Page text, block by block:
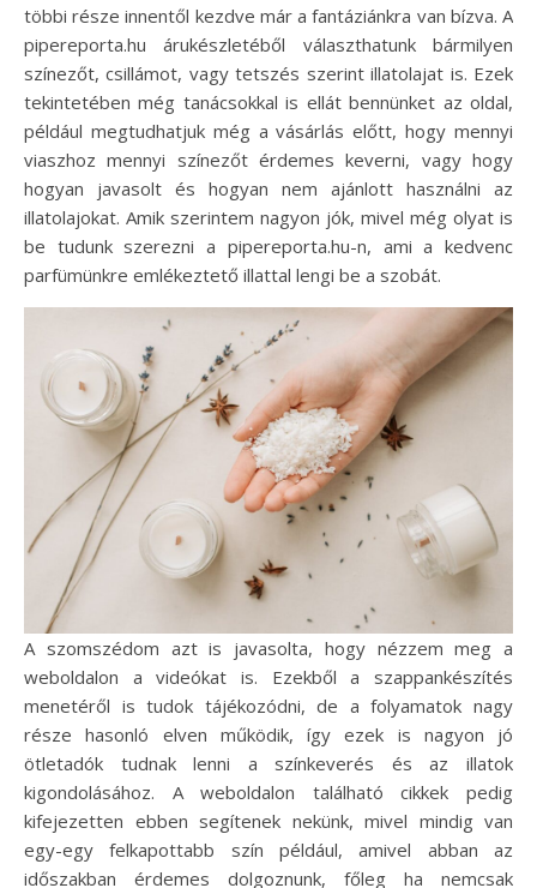
többi része innentől kezdve már a fantáziánkra van bízva. A
pipereporta.hu árukészletéből választhatunk bármilyen
színezőt, csillámot, vagy tetszés szerint illatolajat is. Ezek
tekintetében még tanácsokkal is ellát bennünket az oldal,
például megtudhatjuk még a vásárlás előtt, hogy mennyi
viaszhoz mennyi színezőt érdemes keverni, vagy hogy
hogyan javasolt és hogyan nem ajánlott használni az
illatolajokat. Amik szerintem nagyon jók, mivel még olyat is
be tudunk szerezni a pipereporta.hu-n, ami a kedvenc
parfümünkre emlékeztető illattal lengi be a szobát.
A szomszédom azt is javasolta, hogy nézzem meg a
weboldalon a videókat is. Ezekből a szappankészítés
menetéről is tudok tájékozódni, de a folyamatok nagy
része hasonló elven működik, így ezek is nagyon jó
ötletadók tudnak lenni a színkeverés és az illatok
kigondolásához. A weboldalon található cikkek pedig
kifejezetten ebben segítenek nekünk, mivel mindig van
egy-egy felkapottabb szín például, amivel abban az
időszakban érdemes dolgoznunk, főleg ha nemcsak